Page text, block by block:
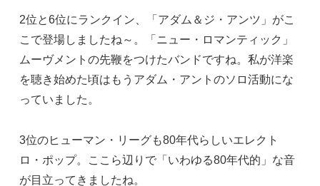
2位と6位にランクイン、「アダム＆ジ・アンツ」がこ
こで登場しましたね～。「ニュー・ロマンティック」
ムーヴメントの先鞭をつけたバンドですね。私が洋楽
を聴き始めた頃はもうアダム・アントのソロ活動にな
っていました。
3位のヒューマン・リーグも80年代らしいエレクト
ロ・ポップ。ここら辺りで「いわゆる80年代的」な音
が目立ってきましたね。